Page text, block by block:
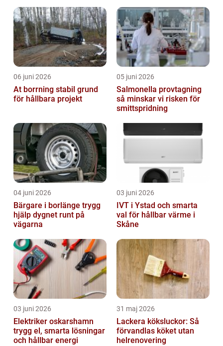
06 juni 2026
At borrning stabil grund
för hållbara projekt
05 juni 2026
Salmonella provtagning
så minskar vi risken för
smittspridning
04 juni 2026
Bärgare i borlänge trygg
hjälp dygnet runt på
vägarna
03 juni 2026
IVT i Ystad och smarta
val för hållbar värme i
Skåne
03 juni 2026
Elektriker oskarshamn
trygg el, smarta lösningar
och hållbar energi
31 maj 2026
Lackera köksluckor: Så
förvandlas köket utan
helrenovering